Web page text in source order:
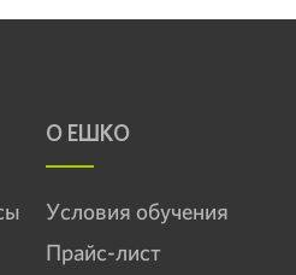
О ЕШКО
Условия обучения
Прайс-лист